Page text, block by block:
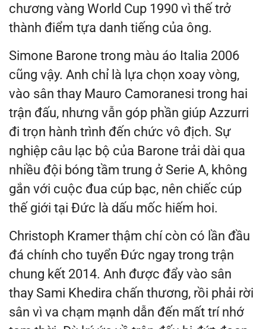
chương vàng World Cup 1990 vì thế trở
thành điểm tựa danh tiếng của ông.
Simone Barone trong màu áo Italia 2006
cũng vậy. Anh chỉ là lựa chọn xoay vòng,
vào sân thay Mauro Camoranesi trong hai
trận đấu, nhưng vẫn góp phần giúp Azzurri
đi trọn hành trình đến chức vô địch. Sự
nghiệp câu lạc bộ của Barone trải dài qua
nhiều đội bóng tầm trung ở Serie A, không
gắn với cuộc đua cúp bạc, nên chiếc cúp
thế giới tại Đức là dấu mốc hiếm hoi.
Christoph Kramer thậm chí còn có lần đầu
đá chính cho tuyển Đức ngay trong trận
chung kết 2014. Anh được đẩy vào sân
thay Sami Khedira chấn thương, rồi phải rời
sân vì va chạm mạnh dẫn đến mất trí nhớ